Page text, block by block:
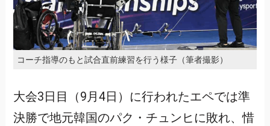
コーチ指導のもと試合直前練習を行う様子（筆者撮影）
大会3日目（9月4日）に行われたエペでは準
決勝で地元韓国のパク・チュンヒに敗れ、惜